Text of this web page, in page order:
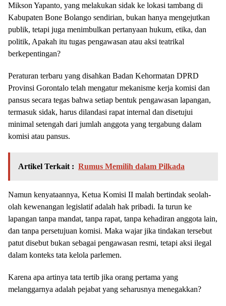
Mikson Yapanto, yang melakukan sidak ke lokasi tambang di
Kabupaten Bone Bolango sendirian, bukan hanya mengejutkan
publik, tetapi juga menimbulkan pertanyaan hukum, etika, dan
politik, Apakah itu tugas pengawasan atau aksi teatrikal
berkepentingan?
Peraturan terbaru yang disahkan Badan Kehormatan DPRD
Provinsi Gorontalo telah mengatur mekanisme kerja komisi dan
pansus secara tegas bahwa setiap bentuk pengawasan lapangan,
termasuk sidak, harus dilandasi rapat internal dan disetujui
minimal setengah dari jumlah anggota yang tergabung dalam
komisi atau pansus.
Artikel Terkait : Rumus Memilih dalam Pilkada
Namun kenyataannya, Ketua Komisi II malah bertindak seolah-
olah kewenangan legislatif adalah hak pribadi. Ia turun ke
lapangan tanpa mandat, tanpa rapat, tanpa kehadiran anggota lain,
dan tanpa persetujuan komisi. Maka wajar jika tindakan tersebut
patut disebut bukan sebagai pengawasan resmi, tetapi aksi ilegal
dalam konteks tata kelola parlemen.
Karena apa artinya tata tertib jika orang pertama yang
melanggarnya adalah pejabat yang seharusnya menegakkan?